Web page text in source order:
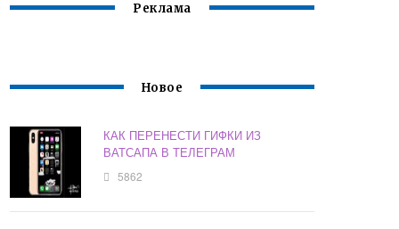
Реклама
Новое
КАК ПЕРЕНЕСТИ ГИФКИ ИЗ
ВАТСАПА В ТЕЛЕГРАМ
5862